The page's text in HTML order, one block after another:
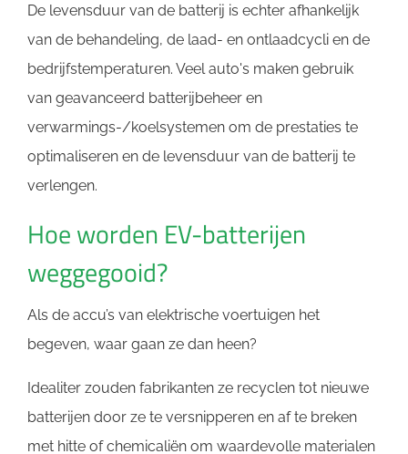
De levensduur van de batterij is echter afhankelijk
van de behandeling, de laad- en ontlaadcycli en de
bedrijfstemperaturen. Veel auto's maken gebruik
van geavanceerd batterijbeheer en
verwarmings-/koelsystemen om de prestaties te
optimaliseren en de levensduur van de batterij te
verlengen.
Hoe worden EV-batterijen
weggegooid?
Als de accu’s van elektrische voertuigen het
begeven, waar gaan ze dan heen?
Idealiter zouden fabrikanten ze recyclen tot nieuwe
batterijen door ze te versnipperen en af ​​te breken
met hitte of chemicaliën om waardevolle materialen